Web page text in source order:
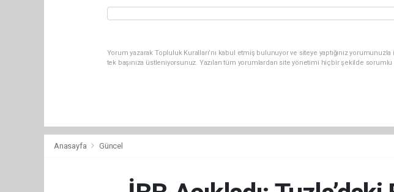
Yorum yazarak Topluluk Kuralları’nı kabul etmiş bulunuyor ve siteye yaptığınız
tek başınıza üstleniyorsunuz. Yazılan tüm yorumlardan site yönetimi hiçbir şekilde sorumlu
Anasayfa Güncel